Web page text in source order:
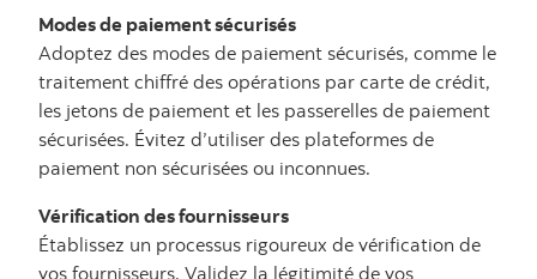
Modes de paiement sécurisés
Adoptez des modes de paiement sécurisés, comme le
traitement chiffré des opérations par carte de crédit,
les jetons de paiement et les passerelles de paiement
sécurisées. Évitez d’utiliser des plateformes de
paiement non sécurisées ou inconnues.
Vérification des fournisseurs
Établissez un processus rigoureux de vérification de
vos fournisseurs. Validez la légitimité de vos